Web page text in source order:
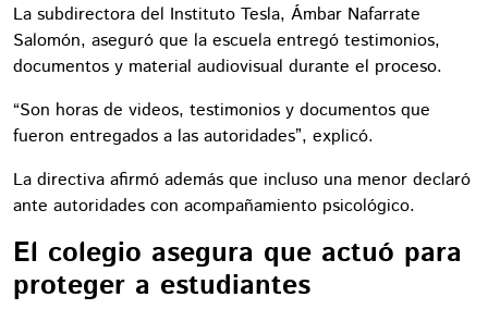
La subdirectora del Instituto Tesla, Ámbar Nafarrate
Salomón, aseguró que la escuela entregó testimonios,
documentos y material audiovisual durante el proceso.
“Son horas de videos, testimonios y documentos que
fueron entregados a las autoridades”, explicó.
La directiva afirmó además que incluso una menor declaró
ante autoridades con acompañamiento psicológico.
El colegio asegura que actuó para
proteger a estudiantes